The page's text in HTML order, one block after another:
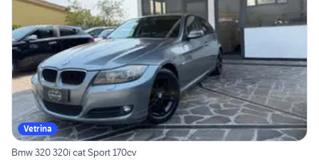
Vetrina
Bmw 320 320i cat Sport 170cv